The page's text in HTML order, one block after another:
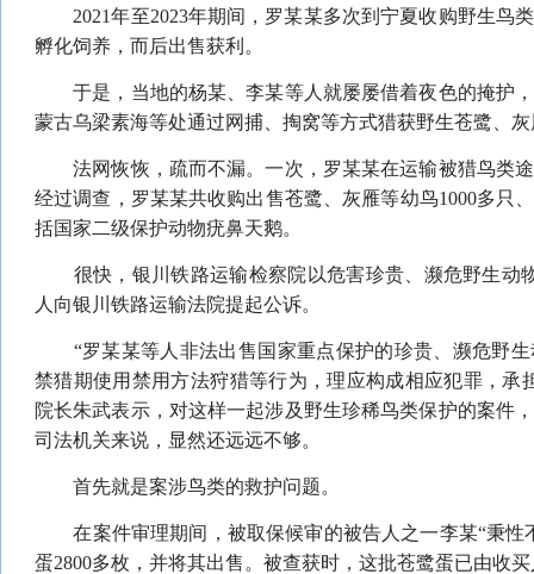
2021年至2023年期间，罗某某多次到宁夏收购野生鸟
孵化饲养，而后出售获利。
于是，当地的杨某、李某等人就屡屡借着夜色的掩护，
蒙古乌梁素海等处通过网捕、掏窝等方式猎获野生苍鹭、
法网恢恢，疏而不漏。一次，罗某某在运输被猎鸟类途
经过调查，罗某某共收购出售苍鹭、灰雁等幼鸟1000多只
括国家二级保护动物疣鼻天鹅。
很快，银川铁路运输检察院以危害珍贵、濒危野生动
人向银川铁路运输法院提起公诉。
“罗某某等人非法出售国家重点保护的珍贵、濒危野生
禁猎期使用禁用方法狩猎等行为，理应构成相应犯罪，承
院长朱武表示，对这样一起涉及野生珍稀鸟类保护的案件
司法机关来说，显然还远远不够。
首先就是案涉鸟类的救护问题。
在案件审理期间，被取保候审的被告人之一李某“秉性
蛋2800多枚，并将其出售。被查获时，这批苍鹭蛋已由收